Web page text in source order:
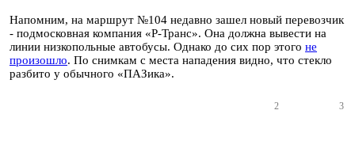
Напомним, на маршрут №104 недавно зашел новый перевозчик
- подмосковная компания «Р-Транс». Она должна вывести на
линии низкопольные автобусы. Однако до сих пор этого не
произошло. По снимкам с места нападения видно, что стекло
разбито у обычного «ПАЗика».
2 3